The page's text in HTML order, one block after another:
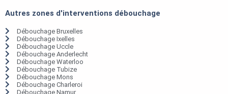
Autres zones d'interventions débouchage
Débouchage Bruxelles
Débouchage Ixelles
Débouchage Uccle
Débouchage Anderlecht
Débouchage Waterloo
Débouchage Tubize
Débouchage Mons
Débouchage Charleroi
Débouchage Namur